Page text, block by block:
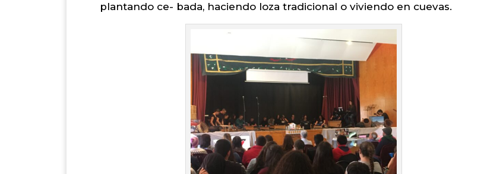
plantando ce- bada, haciendo loza tradicional o viviendo en cuevas.